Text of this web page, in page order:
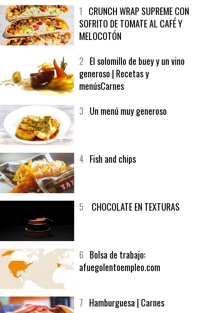
MÁS LEÍDO ÚLTIMAS PUBLICACIONES
SOFRITO DE TOMATE AL CAFÉ Y
MELOCOTÓN
generoso | Recetas y
afuegolentoempleo.com